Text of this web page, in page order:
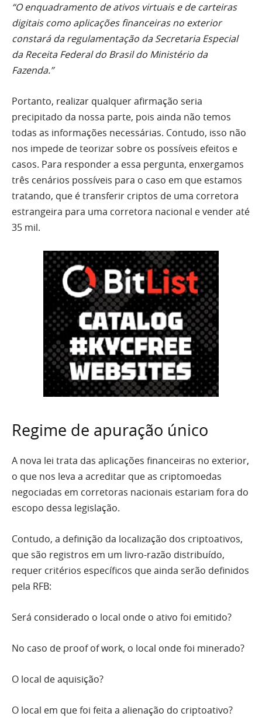
“O enquadramento de ativos virtuais e de carteiras
digitais como aplicações financeiras no exterior
constará da regulamentação da Secretaria Especial
da Receita Federal do Brasil do Ministério da
Fazenda.”
Portanto, realizar qualquer afirmação seria
precipitado da nossa parte, pois ainda não temos
todas as informações necessárias. Contudo, isso não
nos impede de teorizar sobre os possíveis efeitos e
casos. Para responder a essa pergunta, enxergamos
três cenários possíveis para o caso em que estamos
tratando, que é transferir criptos de uma corretora
estrangeira para uma corretora nacional e vender até
35 mil.
Regime de apuração único
A nova lei trata das aplicações financeiras no exterior,
o que nos leva a acreditar que as criptomoedas
negociadas em corretoras nacionais estariam fora do
escopo dessa legislação.
Contudo, a definição da localização dos criptoativos,
que são registros em um livro-razão distribuído,
requer critérios específicos que ainda serão definidos
pela RFB:
Será considerado o local onde o ativo foi emitido?
No caso de proof of work, o local onde foi minerado?
O local de aquisição?
O local em que foi feita a alienação do criptoativo?